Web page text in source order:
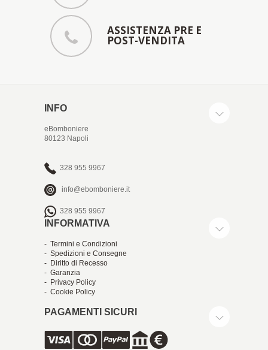
ASSISTENZA PRE E
POST-VENDITA
INFO
eBomboniere
80123 Napoli
328 955 9967
info@ebomboniere.it
328 955 9967
INFORMATIVA
- Termini e Condizioni
- Spedizioni e Consegne
- Diritto di Recesso
- Garanzia
- Privacy Policy
- Cookie Policy
PAGAMENTI SICURI